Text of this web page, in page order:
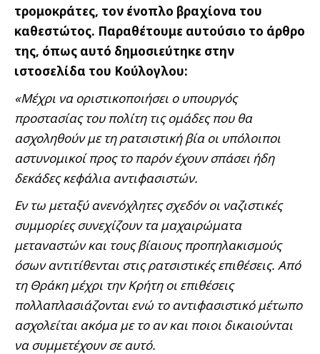
τρομοκράτες, τον ένοπλο βραχίονα του
καθεστώτος. Παραθέτουμε αυτούσιο το άρθρο
της, όπως αυτό δημοσιεύτηκε στην
ιστοσελίδα του Κούλογλου:
«Μέχρι να οριστικοποιήσει ο υπουργός
προστασίας του πολίτη τις ομάδες που θα
ασχοληθούν με τη ρατσιστική βία οι υπόλοιποι
αστυνομικοί προς το παρόν έχουν σπάσει ήδη
δεκάδες κεφάλια αντιφασιστών.
Εν τω μεταξύ ανενόχλητες σχεδόν οι ναζιστικές
συμμορίες συνεχίζουν τα μαχαιρώματα
μεταναστών και τους βίαιους προπηλακισμούς
όσων αντιτίθενται στις ρατσιστικές επιθέσεις. Από
τη Θράκη μέχρι την Κρήτη οι επιθέσεις
πολλαπλασιάζονται ενώ το αντιφασιστικό μέτωπο
ασχολείται ακόμα με το αν και ποιοι δικαιούνται
να συμμετέχουν σε αυτό.